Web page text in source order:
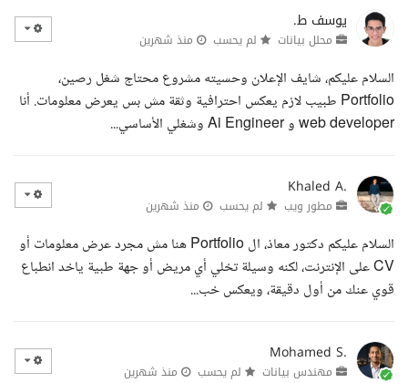
يوسف ط.
محلل بيانات لم يحسب منذ شهرين
السلام عليكم، شايف الإعلان وحسيته مشروع محتاج شغل رصين،
Portfolio طبيب لازم يعكس احترافية وثقة مش بس يعرض معلومات. أنا
web developer و Ai Engineer وشغلي الأساسي...
Khaled A.
مطور ويب لم يحسب منذ شهرين
السلام عليكم دكتور معاذ، ال Portfolio هنا مش مجرد عرض معلومات أو
CV على الإنترنت، لكنه وسيلة تخلي أي مريض أو جهة طبية ياخد انطباع
قوي عنك من أول دقيقة، ويعكس خب...
Mohamed S.
مهندس بيانات لم يحسب منذ شهرين